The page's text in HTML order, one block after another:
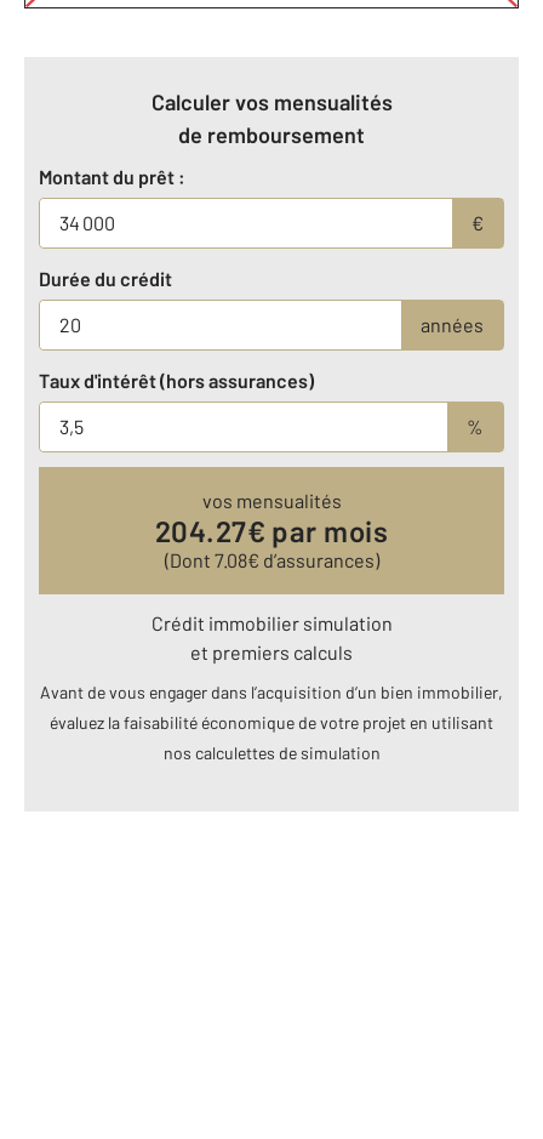
Calculer vos mensualités
de remboursement
Montant du prêt :
€
Durée du crédit
années
Taux d'intérêt (hors assurances)
%
vos mensualités
204.27€ par mois
(Dont 7.08€ d’assurances)
Crédit immobilier simulation
et premiers calculs
Avant de vous engager dans l’acquisition d’un bien immobilier,
évaluez la faisabilité économique de votre projet en utilisant
nos calculettes de simulation